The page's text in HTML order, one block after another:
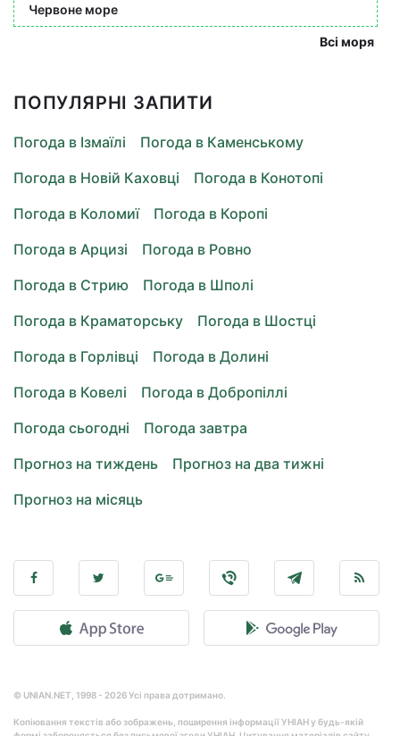
Червоне море
Всі моря
ПОПУЛЯРНІ ЗАПИТИ
Погода в Ізмаїлі
Погода в Каменському
Погода в Новій Каховці
Погода в Конотопі
Погода в Коломиї
Погода в Коропі
Погода в Арцизі
Погода в Ровно
Погода в Стрию
Погода в Шполі
Погода в Краматорську
Погода в Шостці
Погода в Горлівці
Погода в Долині
Погода в Ковелі
Погода в Добропіллі
Погода сьогодні
Погода завтра
Прогноз на тиждень
Прогноз на два тижні
Прогноз на місяць
© UNIAN.NET, 1998 - 2026 Усі права дотримано.
Копіювання текстів або зображень, поширення інформації УНІАН у будь-якій